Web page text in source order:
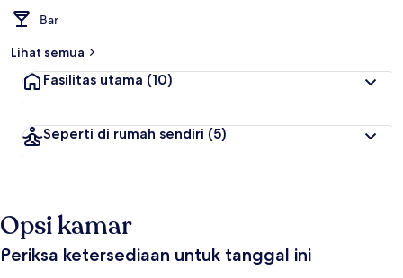
Bar
Lihat semua
Fasilitas utama (10)
Seperti di rumah sendiri (5)
Opsi kamar
Periksa ketersediaan untuk tanggal ini